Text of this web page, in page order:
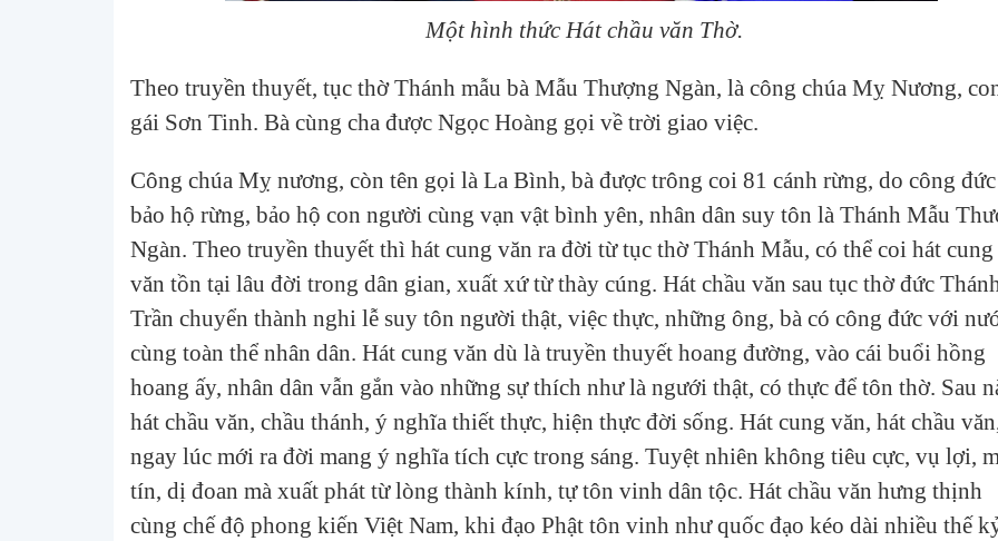
Một hình thức Hát chầu văn Thờ.
Theo truyền thuyết, tục thờ Thánh mẫu bà Mẫu Thượng Ngàn, là công chúa Mỵ Nương,
gái Sơn Tinh. Bà cùng cha được Ngọc Hoàng gọi về trời giao việc.
Công chúa Mỵ nương, còn tên gọi là La Bình, bà được trông coi 81 cánh rừng, do công đức
bảo hộ rừng, bảo hộ con người cùng vạn vật bình yên, nhân dân suy tôn là Thánh Mẫu
Ngàn. Theo truyền thuyết thì hát cung văn ra đời từ tục thờ Thánh Mẫu, có thể coi hát cung
văn tồn tại lâu đời trong dân gian, xuất xứ từ thày cúng. Hát chầu văn sau tục thờ đức
Trần chuyển thành nghi lễ suy tôn người thật, việc thực, những ông, bà có công đức với
cùng toàn thể nhân dân. Hát cung văn dù là truyền thuyết hoang đường, vào cái buổi hồng
hoang ấy, nhân dân vẫn gắn vào những sự thích như là ngưới thật, có thực để tôn thờ. Sau
hát chầu văn, chầu thánh, ý nghĩa thiết thực, hiện thực đời sống. Hát cung văn, hát chầu
ngay lúc mới ra đời mang ý nghĩa tích cực trong sáng. Tuyệt nhiên không tiêu cực, vụ lợi,
tín, dị đoan mà xuất phát từ lòng thành kính, tự tôn vinh dân tộc. Hát chầu văn hưng thịnh
cùng chế độ phong kiến Việt Nam, khi đạo Phật tôn vinh như quốc đạo kéo dài nhiều thế